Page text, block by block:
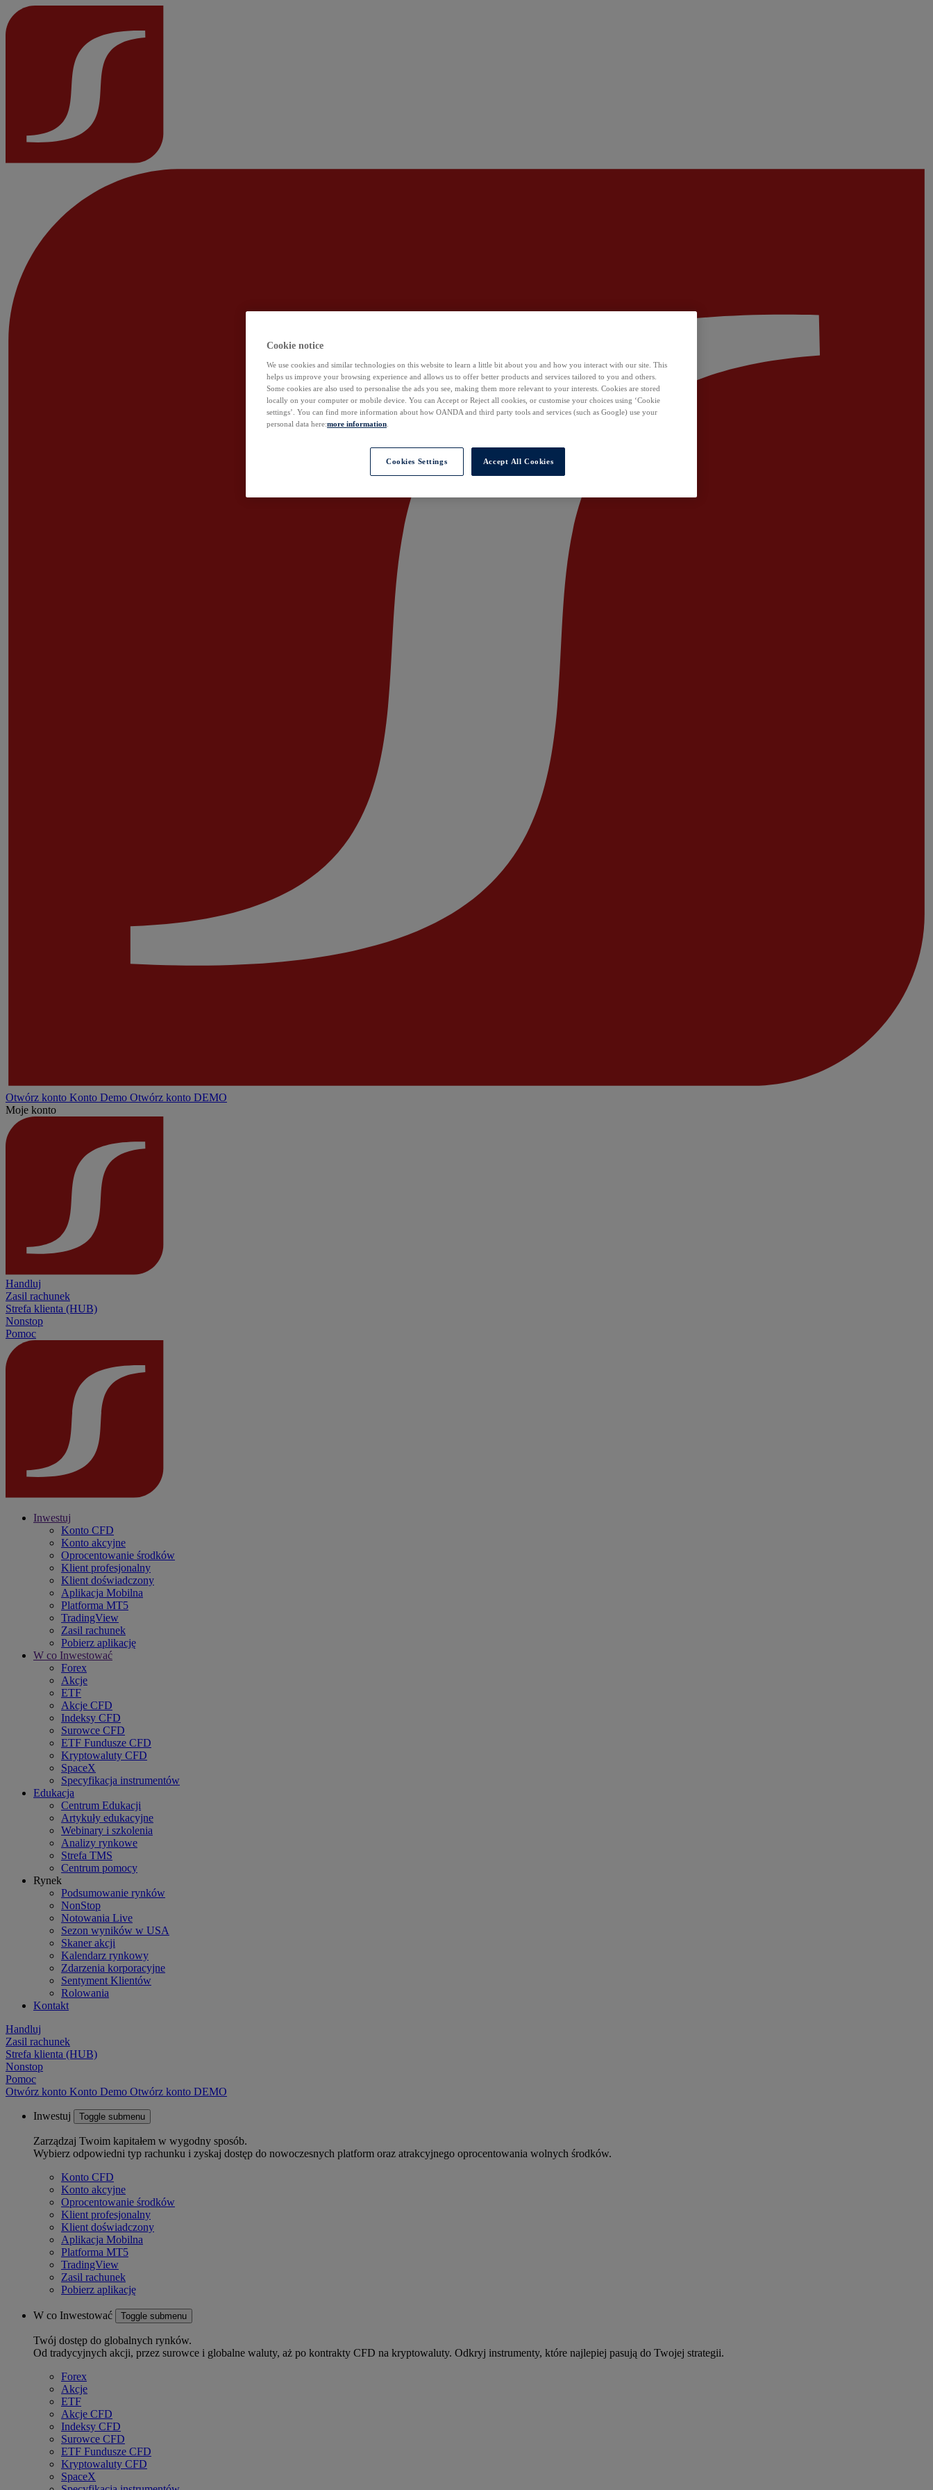
Otwórz konto Konto Demo Otwórz konto DEMO
Moje konto
Handluj
Zasil rachunek
Strefa klienta (HUB)
Nonstop
Pomoc
Inwestuj
Konto CFD
Konto akcyjne
Oprocentowanie środków
Klient profesjonalny
Klient doświadczony
Aplikacja Mobilna
Platforma MT5
TradingView
Zasil rachunek
Pobierz aplikację
W co Inwestować
Forex
Akcje
ETF
Akcje CFD
Indeksy CFD
Surowce CFD
ETF Fundusze CFD
Kryptowaluty CFD
SpaceX
Specyfikacja instrumentów
Edukacja
Centrum Edukacji
Artykuły edukacyjne
Webinary i szkolenia
Analizy rynkowe
Strefa TMS
Centrum pomocy
Rynek
Podsumowanie rynków
NonStop
Notowania Live
Sezon wyników w USA
Skaner akcji
Kalendarz rynkowy
Zdarzenia korporacyjne
Sentyment Klientów
Rolowania
Kontakt
Handluj
Zasil rachunek
Strefa klienta (HUB)
Nonstop
Pomoc
Otwórz konto Konto Demo Otwórz konto DEMO
Inwestuj Toggle submenu
Zarządzaj Twoim kapitałem w wygodny sposób.
Wybierz odpowiedni typ rachunku i zyskaj dostęp do nowoczesnych platform oraz atrakcyjnego oprocentowania wolnych środków.
Konto CFD
Konto akcyjne
Oprocentowanie środków
Klient profesjonalny
Klient doświadczony
Aplikacja Mobilna
Platforma MT5
TradingView
Zasil rachunek
Pobierz aplikację
W co Inwestować Toggle submenu
Twój dostęp do globalnych rynków.
Od tradycyjnych akcji, przez surowce i globalne waluty, aż po kontrakty CFD na kryptowaluty. Odkryj instrumenty, które najlepiej pasują do Twojej strategii.
Forex
Akcje
ETF
Akcje CFD
Indeksy CFD
Surowce CFD
ETF Fundusze CFD
Kryptowaluty CFD
SpaceX
Cookie notice
We use cookies and similar technologies on this website to learn a little bit about you and how you interact with our site. This
helps us improve your browsing experience and allows us to offer better products and services tailored to you and others.
Some cookies are also used to personalise the ads you see, making them more relevant to your interests. Cookies are stored
locally on your computer or mobile device. You can Accept or Reject all cookies, or customise your choices using ‘Cookie
settings’. You can find more information about how OANDA and third party tools and services (such as Google) use your
personal data here:more information
Cookies Settings Accept All Cookies